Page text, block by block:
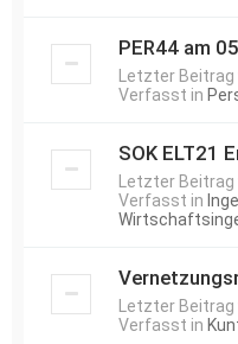
PER44 am
Letzter Beitrag
Verfasst in
SOK ELT21
Letzter Beitrag
Verfasst in
Letzter Beitrag
Verfasst in